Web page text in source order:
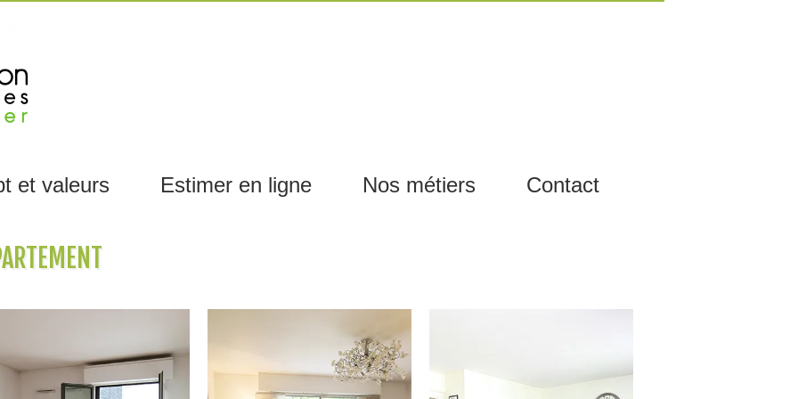
et valeurs Estimer en ligne Nos métiers Contact
ISSY-LES-MOULINEAUX 26 M² –
203 000 €
Situé à proximité du RER Issy Val de
Seine à coté...
ISSY-LES-MOULINEAUX 66 M² –
Situé à proximité immédiate du métro
Mairie d’Issy sur le Mail Raymond